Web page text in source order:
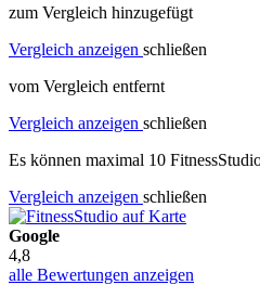
zum Vergleich hinzugefügt
Vergleich anzeigen schließen
vom Vergleich entfernt
Vergleich anzeigen schließen
Es können maximal 10
Vergleich anzeigen schließen
Google
4,8
alle Bewertungen anzeigen